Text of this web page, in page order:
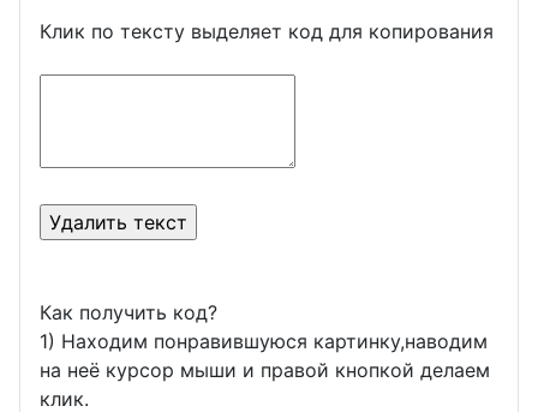
Клик по тексту выделяет код для копирования
Как получить код?
1) Находим понравившуюся картинку,наводим
на неё курсор мыши и правой кнопкой делаем
клик.